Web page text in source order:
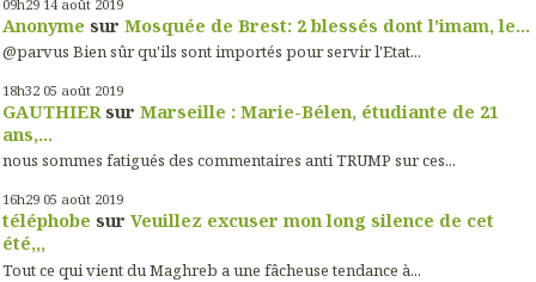
09h29 14 août 2019
Anonyme sur Mosquée de Brest: 2 blessés dont l'imam, le...
@parvus Bien sûr qu'ils sont importés pour servir l'Etat...
18h32 05 août 2019
GAUTHIERsur Marseille : Marie-Bélen, étudiante de 21
ans,...
nous sommes fatigués des commentaires anti TRUMP sur ces...
16h29 05 août 2019
téléphobe sur Veuillez excuser mon long silence de cet
été,,,
Tout ce qui vient du Maghreb a une fâcheuse tendance à...